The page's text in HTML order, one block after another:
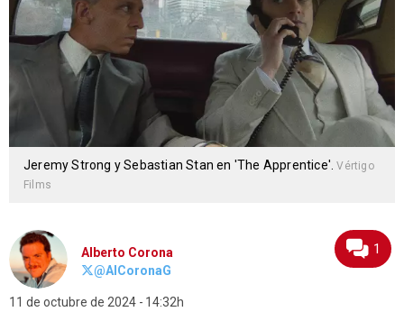
Jeremy Strong y Sebastian Stan en 'The Apprentice'.Vértigo
Films
Alberto Corona
@AlCoronaG
11 de octubre de 2024 14:32h
1